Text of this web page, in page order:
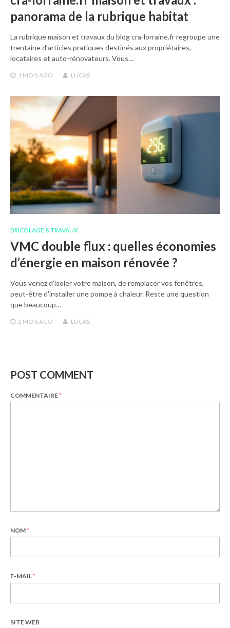
panorama de la rubrique habitat
La rubrique maison et travaux du blog cra-lorraine.fr regroupe une
trentaine d’articles pratiques destinés aux propriétaires,
locataires et auto-rénovateurs. Vous…
1 MOIS AGO LUCAS
BRICOLAGE & TRAVAUX
VMC double flux : quelles économies
d’énergie en maison rénovée ?
Vous venez d'isoler votre maison, de remplacer vos fenêtres,
peut-être d'installer une pompe à chaleur. Reste une question
que beaucoup…
2 MOIS AGO LUCAS
POST COMMENT
COMMENTAIRE*
NOM*
E-MAIL*
SITE WEB